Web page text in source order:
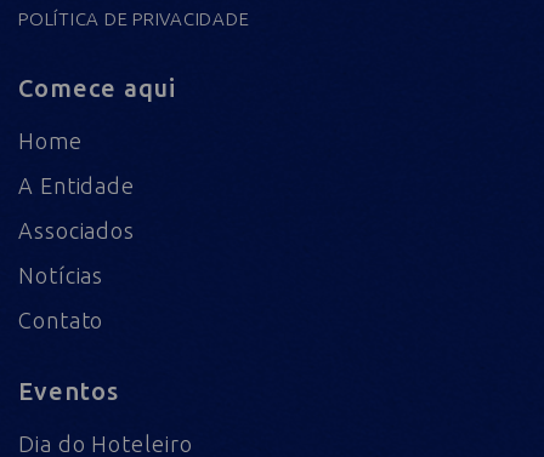
POLÍTICA DE PRIVACIDADE
Comece aqui
Home
A Entidade
Associados
Notícias
Contato
Eventos
Dia do Hoteleiro